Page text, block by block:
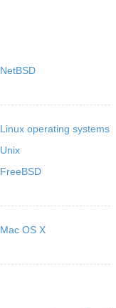
NetBSD
Linux operating systems
Unix
FreeBSD
Mac OS X